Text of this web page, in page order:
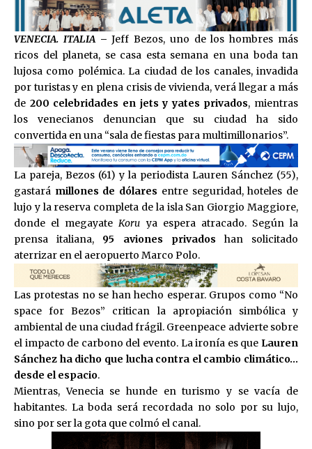
VENECIA. ITALIA– Jeff Bezos, uno de los hombres más
ricos del planeta, se casa esta semana en una boda tan
lujosa como polémica. La ciudad de los canales, invadida
por turistas y en plena crisis de vivienda, verá llegar a más
de 200 celebridades en jets y yates privados, mientras
los venecianos denuncian que su ciudad ha sido
convertida en una “sala de fiestas para multimillonarios”.
La pareja, Bezos (61) y la periodista Lauren Sánchez (55),
gastará millones de dólares entre seguridad, hoteles de
lujo y la reserva completa de la isla San Giorgio Maggiore,
donde el megayateKoru ya espera atracado. Según la
prensa italiana, 95 aviones privados han solicitado
aterrizar en el aeropuerto Marco Polo.
Las protestas no se han hecho esperar. Grupos como “No
space for Bezos” critican la apropiación simbólica y
ambiental de una ciudad frágil. Greenpeace advierte sobre
el impacto de carbono del evento. La ironía es que Lauren
Sánchez ha dicho que lucha contra el cambio climático…
desde el espacio.
Mientras, Venecia se hunde en turismo y se vacía de
habitantes. La boda será recordada no solo por su lujo,
sino por ser la gota que colmó el canal.